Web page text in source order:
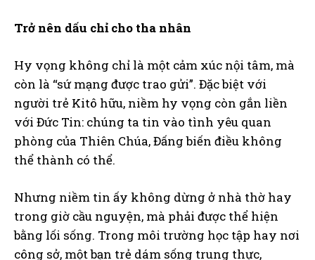
Trở nên dấu chỉ cho tha nhân
Hy vọng không chỉ là một cảm xúc nội tâm, mà
còn là “sứ mạng được trao gửi”. Đặc biệt với
người trẻ Kitô hữu, niềm hy vọng còn gắn liền
với Đức Tin: chúng ta tin vào tình yêu quan
phòng của Thiên Chúa, Đấng biến điều không
thể thành có thể.
Nhưng niềm tin ấy không dừng ở nhà thờ hay
trong giờ cầu nguyện, mà phải được thể hiện
bằng lối sống. Trong môi trường học tập hay nơi
công sở, một bạn trẻ dám sống trung thực,